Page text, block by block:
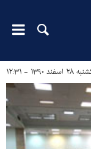
اسفند ۱۳۹۰ - ۱۲:۳۱